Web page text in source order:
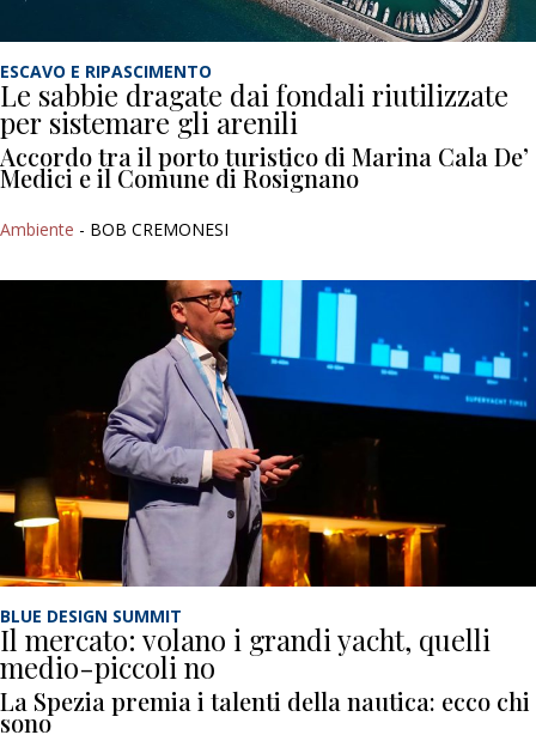
ESCAVO E RIPASCIMENTO
Le sabbie dragate dai fondali riutilizzate
per sistemare gli arenili
Accordo tra il porto turistico di Marina Cala De’
Medici e il Comune di Rosignano
Ambiente - BOB CREMONESI
BLUE DESIGN SUMMIT
Il mercato: volano i grandi yacht, quelli
medio-piccoli no
La Spezia premia i talenti della nautica: ecco chi
sono